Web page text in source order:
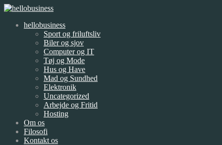
hellobusiness
Sport og friluftsliv
Biler og sjov
Computer og IT
Tøj og Mode
Hus og Have
Mad og Sundhed
Elektronik
Uncategorized
Arbejde og Fritid
Hosting
Om os
Filosofi
Kontakt os